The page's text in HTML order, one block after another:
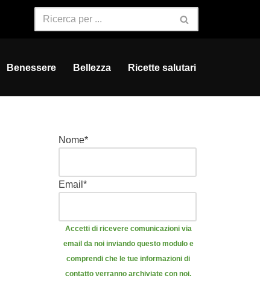
Benessere Bellezza Ricette salutari
Nome*
Email *
Accetti di ricevere comunicazioni via
email da noi inviando questo modulo e
comprendi che le tue informazioni di
contatto verranno archiviate con noi.